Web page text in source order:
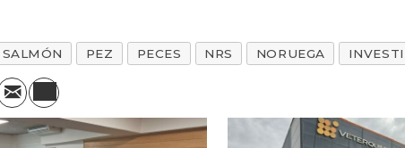
SALMÓN PEZ PECES NRS NORUEGA